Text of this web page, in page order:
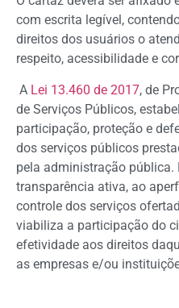
com escrita legível,
direitos dos usuários o
respeito, acessibilidade e
A Lei 13.460 de 2017, de
de Serviços Públicos,
participação, proteção e
dos serviços públicos
pela administração pública.
transparência ativa, ao
controle dos serviços
viabiliza a participação do
efetividade aos direitos
as empresas e/ou